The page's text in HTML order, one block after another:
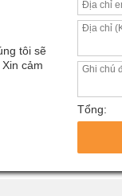
tôi sẽ
cảm
Tổng: